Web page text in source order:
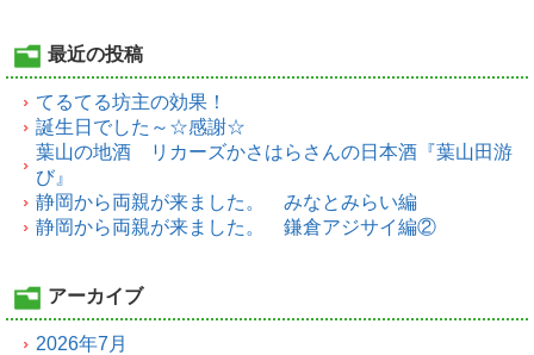
最近の投稿
てるてる坊主の効果！
誕生日でした～☆感謝☆
葉山の地酒 リカーズかさはらさんの日本酒『葉山田游
び』
静岡から両親が来ました。 みなとみらい編
静岡から両親が来ました。 鎌倉アジサイ編②
アーカイブ
2026年7月